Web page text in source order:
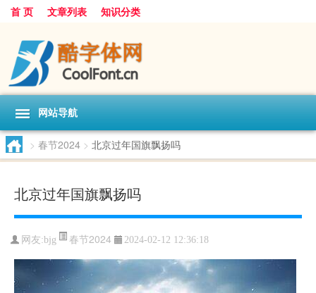
首 页 文章列表 知识分类
网站导航
> 春节2024 > 北京过年国旗飘扬吗
北京过年国旗飘扬吗
网友:bjg 春节2024 2024-02-12 12:36:18